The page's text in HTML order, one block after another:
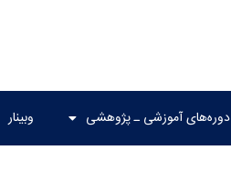
دوره‌های آموزشی ـ پژوهشی وبینار